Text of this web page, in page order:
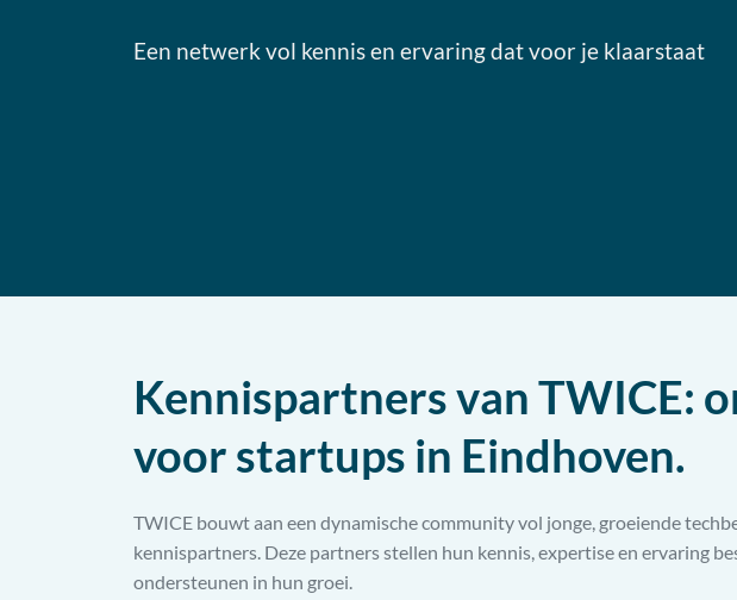
Een netwerk vol kennis en ervaring dat voor je klaarstaat
Kennispartners van TWICE:
voor startups in Eindhoven.
TWICE bouwt aan een dynamische community vol jonge, groeiende
kennispartners. Deze partners stellen hun kennis, expertise en ervaring
ondersteunen in hun groei.